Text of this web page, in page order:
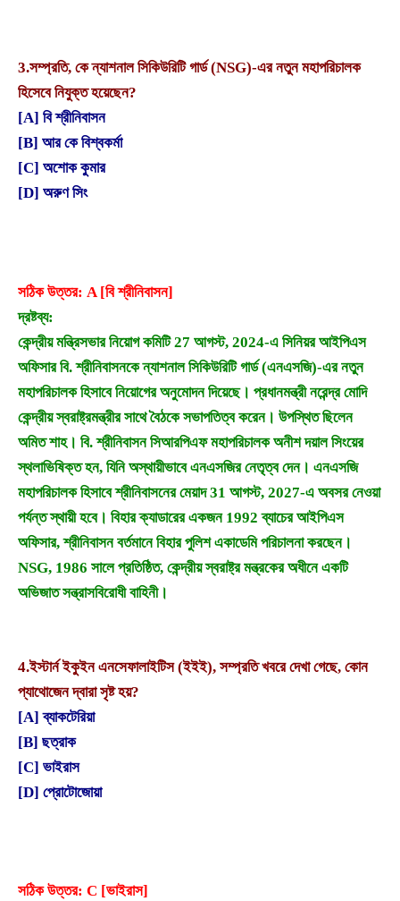
3.সম্প্রতি, কে ন্যাশনাল সিকিউরিটি গার্ড (NSG)-এর নতুন মহাপরিচালক
হিসেবে নিযুক্ত হয়েছেন?
[A] বি শ্রীনিবাসন
[B] আর কে বিশ্বকর্মা
[C] অশোক কুমার
[D] অরুণ সিং
সঠিক উত্তর: A [বি শ্রীনিবাসন]
দ্রষ্টব্য:
কেন্দ্রীয় মন্ত্রিসভার নিয়োগ কমিটি 27 আগস্ট, 2024-এ সিনিয়র আইপিএস
অফিসার বি. শ্রীনিবাসনকে ন্যাশনাল সিকিউরিটি গার্ড (এনএসজি)-এর নতুন
মহাপরিচালক হিসাবে নিয়োগের অনুমোদন দিয়েছে। প্রধানমন্ত্রী নরেন্দ্র মোদি
কেন্দ্রীয় স্বরাষ্ট্রমন্ত্রীর সাথে বৈঠকে সভাপতিত্ব করেন। উপস্থিত ছিলেন
অমিত শাহ। বি. শ্রীনিবাসন সিআরপিএফ মহাপরিচালক অনীশ দয়াল সিংয়ের
স্থলাভিষিক্ত হন, যিনি অস্থায়ীভাবে এনএসজির নেতৃত্ব দেন। এনএসজি
মহাপরিচালক হিসাবে শ্রীনিবাসনের মেয়াদ 31 আগস্ট, 2027-এ অবসর নেওয়া
পর্যন্ত স্থায়ী হবে। বিহার ক্যাডারের একজন 1992 ব্যাচের আইপিএস
অফিসার, শ্রীনিবাসন বর্তমানে বিহার পুলিশ একাডেমি পরিচালনা করছেন।
NSG, 1986 সালে প্রতিষ্ঠিত, কেন্দ্রীয় স্বরাষ্ট্র মন্ত্রকের অধীনে একটি
অভিজাত সন্ত্রাসবিরোধী বাহিনী।
4.ইস্টার্ন ইকুইন এনসেফালাইটিস (ইইই), সম্প্রতি খবরে দেখা গেছে, কোন
প্যাথোজেন দ্বারা সৃষ্ট হয়?
[A] ব্যাকটেরিয়া
[B] ছত্রাক
[C] ভাইরাস
[D] প্রোটোজোয়া
সঠিক উত্তর: C [ভাইরাস]